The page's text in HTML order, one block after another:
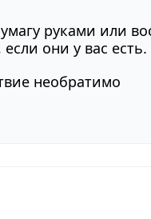
руками или
они у вас есть.
необратимо